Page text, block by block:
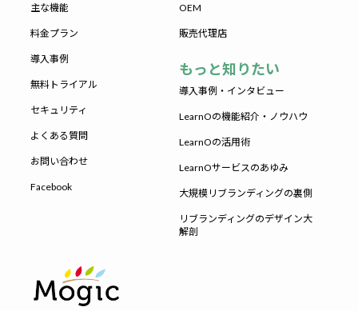
主な機能
料金プラン
導入事例
無料トライアル
セキュリティ
よくある質問
お問い合わせ
Facebook
OEM
販売代理店
もっと知りたい
導入事例・インタビュー
LearnOの機能紹介・ノウハウ
LearnOの活用術
LearnOサービスのあゆみ
大規模リブランディングの裏側
リブランディングのデザイン大
解剖